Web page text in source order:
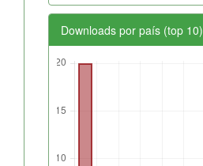
Downloads por país (top 10)